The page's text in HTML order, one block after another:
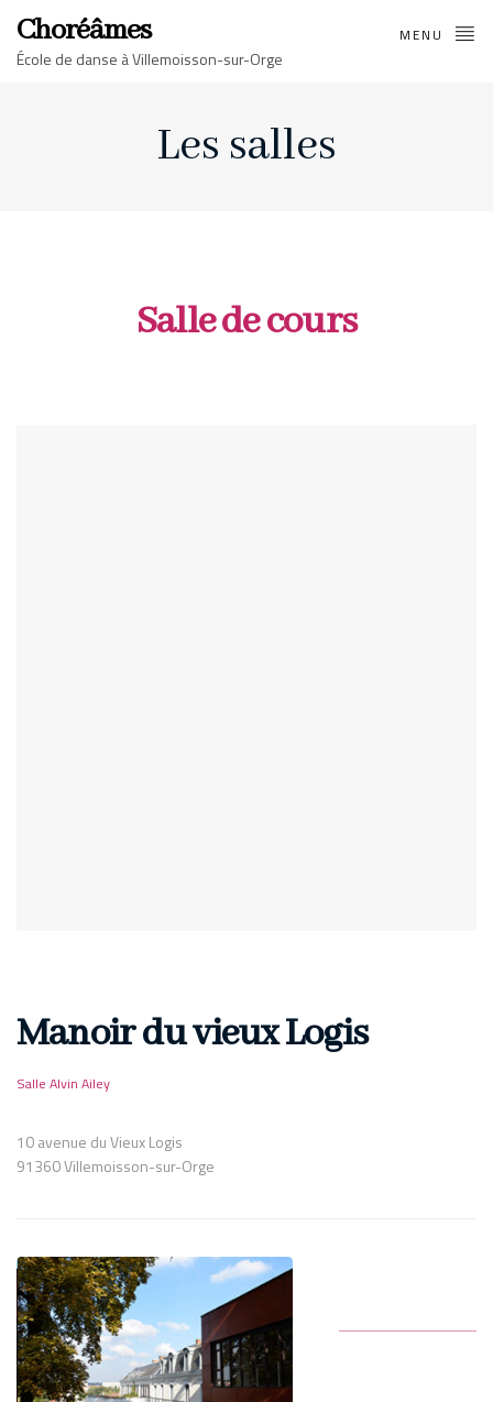
Choréâmes
École de danse à Villemoisson-sur-Orge
MENU
Les salles
Salle de cours
Manoir du vieux Logis
Salle Alvin Ailey
10 avenue du Vieux Logis
91360 Villemoisson-sur-Orge